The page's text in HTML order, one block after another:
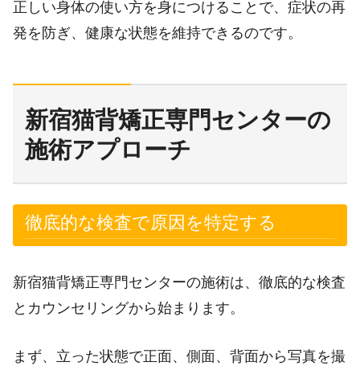
正しい身体の使い方を身につけることで、症状の再
発を防ぎ、健康な状態を維持できるのです。
新宿猫背矯正専門センターの
施術アプローチ
徹底的な検査で原因を特定する
新宿猫背矯正専門センターの施術は、徹底的な検査
とカウンセリングから始まります。
まず、立った状態で正面、側面、背面から写真を撮